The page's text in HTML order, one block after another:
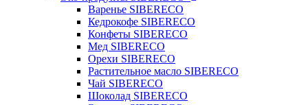
Варенье SIBERECO
Кедрокофе SIBERECO
Конфеты SIBERECO
Мед SIBERECO
Орехи SIBERECO
Растительное масло SIBERECO
Чай SIBERECO
Шоколад SIBERECO